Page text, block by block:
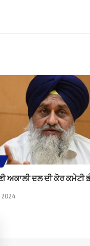
ਅਕਾਲੀ ਦਲ ਦੀ ਕੋਰ ਕਮੇਟੀ
2024